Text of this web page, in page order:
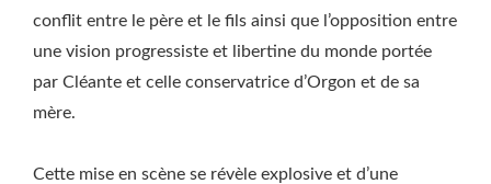
conflit entre le père et le fils ainsi que l’opposition entre
une vision progressiste et libertine du monde portée
par Cléante et celle conservatrice d’Orgon et de sa
mère.
Cette mise en scène se révèle explosive et d’une